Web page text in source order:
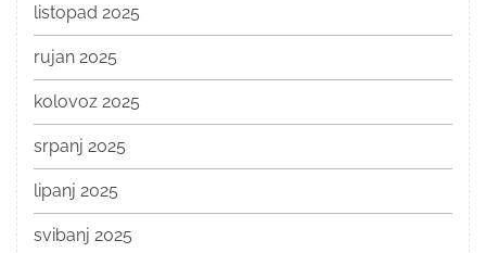
listopad 2025
rujan 2025
kolovoz 2025
srpanj 2025
lipanj 2025
svibanj 2025